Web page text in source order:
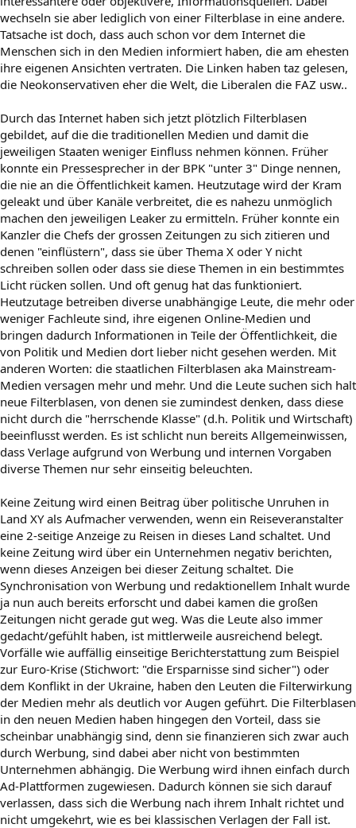
wechseln sie aber lediglich von einer Filterblase in eine andere.
Tatsache ist doch, dass auch schon vor dem Internet die
Menschen sich in den Medien informiert haben, die am ehesten
ihre eigenen Ansichten vertraten. Die Linken haben taz gelesen,
die Neokonservativen eher die Welt, die Liberalen die FAZ usw..
Durch das Internet haben sich jetzt plötzlich Filterblasen
gebildet, auf die die traditionellen Medien und damit die
jeweiligen Staaten weniger Einfluss nehmen können. Früher
konnte ein Pressesprecher in der BPK "unter 3" Dinge nennen,
die nie an die Öffentlichkeit kamen. Heutzutage wird der Kram
geleakt und über Kanäle verbreitet, die es nahezu unmöglich
machen den jeweiligen Leaker zu ermitteln. Früher konnte ein
Kanzler die Chefs der grossen Zeitungen zu sich zitieren und
denen "einflüstern", dass sie über Thema X oder Y nicht
schreiben sollen oder dass sie diese Themen in ein bestimmtes
Licht rücken sollen. Und oft genug hat das funktioniert.
Heutzutage betreiben diverse unabhängige Leute, die mehr oder
weniger Fachleute sind, ihre eigenen Online-Medien und
bringen dadurch Informationen in Teile der Öffentlichkeit, die
von Politik und Medien dort lieber nicht gesehen werden. Mit
anderen Worten: die staatlichen Filterblasen aka Mainstream-
Medien versagen mehr und mehr. Und die Leute suchen sich halt
neue Filterblasen, von denen sie zumindest denken, dass diese
nicht durch die "herrschende Klasse" (d.h. Politik und Wirtschaft)
beeinflusst werden. Es ist schlicht nun bereits Allgemeinwissen,
dass Verlage aufgrund von Werbung und internen Vorgaben
diverse Themen nur sehr einseitig beleuchten.
Keine Zeitung wird einen Beitrag über politische Unruhen in
Land XY als Aufmacher verwenden, wenn ein Reiseveranstalter
eine 2-seitige Anzeige zu Reisen in dieses Land schaltet. Und
keine Zeitung wird über ein Unternehmen negativ berichten,
wenn dieses Anzeigen bei dieser Zeitung schaltet. Die
Synchronisation von Werbung und redaktionellem Inhalt wurde
ja nun auch bereits erforscht und dabei kamen die großen
Zeitungen nicht gerade gut weg. Was die Leute also immer
gedacht/gefühlt haben, ist mittlerweile ausreichend belegt.
Vorfälle wie auffällig einseitige Berichterstattung zum Beispiel
zur Euro-Krise (Stichwort: "die Ersparnisse sind sicher") oder
dem Konflikt in der Ukraine, haben den Leuten die Filterwirkung
der Medien mehr als deutlich vor Augen geführt. Die Filterblasen
in den neuen Medien haben hingegen den Vorteil, dass sie
scheinbar unabhängig sind, denn sie finanzieren sich zwar auch
durch Werbung, sind dabei aber nicht von bestimmten
Unternehmen abhängig. Die Werbung wird ihnen einfach durch
Ad-Plattformen zugewiesen. Dadurch können sie sich darauf
verlassen, dass sich die Werbung nach ihrem Inhalt richtet und
nicht umgekehrt, wie es bei klassischen Verlagen der Fall ist.